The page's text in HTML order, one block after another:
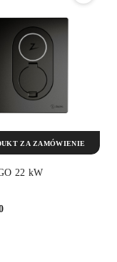
22 kW
ZA ZAMÓWIENIE